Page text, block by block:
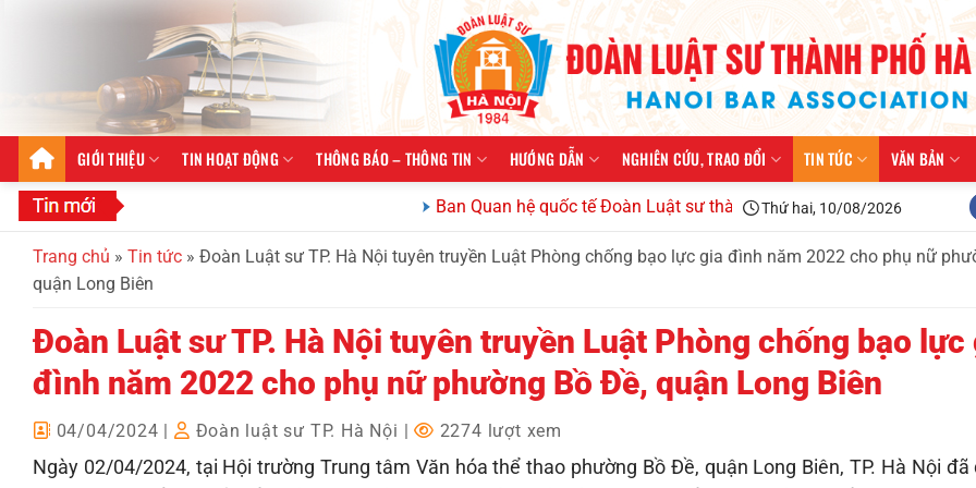
GIỚI THIỆU TIN HOẠT ĐỘNG THÔNG BÁO – THÔNG TIN HƯỚNG DẪN NGHIÊN CỨU, TRAO ĐỔI TIN TỨC VĂN BẢN
Ban Quan hệ quốc tế Đoàn Luật sư thành phố Hà Nội kiện toàn tổ chức, triển
Thứ hai, 10/08/2026
Trang chủ » Tin tức » Đoàn Luật sư TP. Hà Nội tuyên truyền Luật Phòng chống bạo lực gia đình năm 2022 cho phụ nữ
quận Long Biên
Đoàn Luật sư TP. Hà Nội tuyên truyền Luật Phòng chống bạo lực
đình năm 2022 cho phụ nữ phường Bồ Đề, quận Long Biên
04/04/2024 Đoàn luật sư TP. Hà Nội | 2274 lượt xem
Ngày 02/04/2024, tại Hội trường Trung tâm Văn hóa thể thao phường Bồ Đề, quận Long Biên, TP. Hà Nội đã